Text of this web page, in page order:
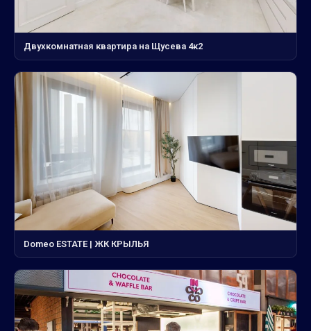
Двухкомнатная квартира на Щусева 4к2
Domeo ESTATE | ЖК КРЫЛЬЯ